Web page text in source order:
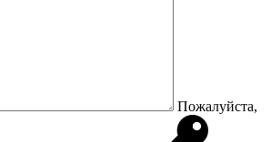
Пожалуйста,